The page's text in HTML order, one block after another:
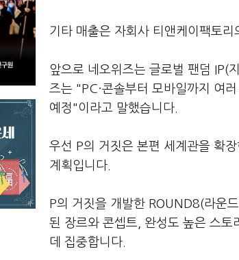
기타 매출은 자회사 티앤케이팩토
앞으로 네오위즈는 글로벌 팬덤 IP(
즈는 "PC·콘솔부터 모바일까지 여
예정"이라고 말했습니다.
우선 P의 거짓은 본편 세계관을 확
계획입니다.
P의 거짓을 개발한 ROUND8(라운
된 장르와 콘셉트, 완성도 높은 스토
데 집중합니다.